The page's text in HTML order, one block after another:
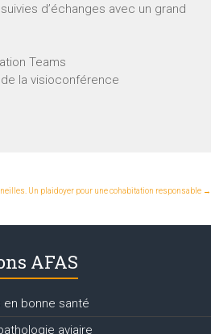
d’échanges avec un grand
Teams
la visioconférence
Un plaidoyer pour une cohabitation responsable →
AFAS
en bonne santé
aviaire